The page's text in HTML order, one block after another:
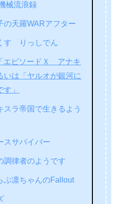
械流浪録
の天羅WARアフター
す りっしでん
エピソードＸ アナキ
いは「ヤルオが銀河に
」
スラ帝国で生きるよう
スサバイバー
調律者のようです
ぶ凛ちゃんのFallout